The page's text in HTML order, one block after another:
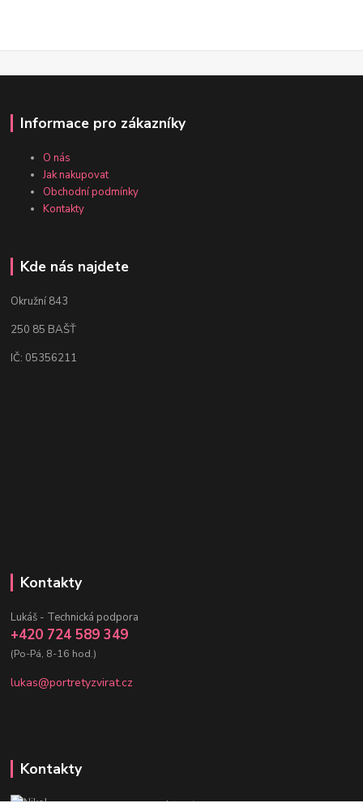
Informace pro zákazníky
O nás
Jak nakupovat
Obchodní podmínky
Kontakty
Kde nás najdete
Okružní 843
250 85 BAŠŤ
IČ: 05356211
Kontakty
Lukáš - Technická podpora
+420 724 589 349
(Po-Pá, 8-16 hod.)
lukas@portretyzvirat.cz
Kontakty
Nikol - Srdce Portrétů zvířat